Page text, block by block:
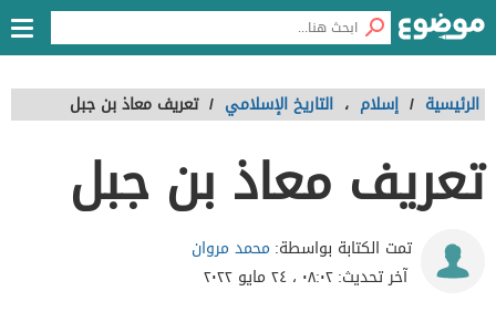
الرئيسية / إسلام ، التاريخ الإسلامي / تعريف معاذ بن جبل
تعريف معاذ بن جبل
تمت الكتابة بواسطة: محمد مروان
آخر تحديث:٠٨:٠٢ ، ٢٤ مايو ٢٠٢٢